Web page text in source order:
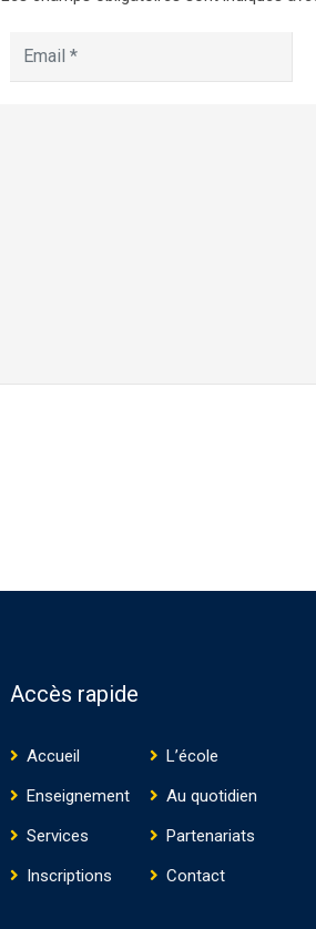
Accès rapide
Accueil
L’école
Enseignement
Au quotidien
Services
Partenariats
Inscriptions
Contact